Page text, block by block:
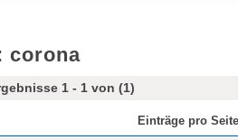
corona
1 - 1 von (1)
Einträge pro Seite